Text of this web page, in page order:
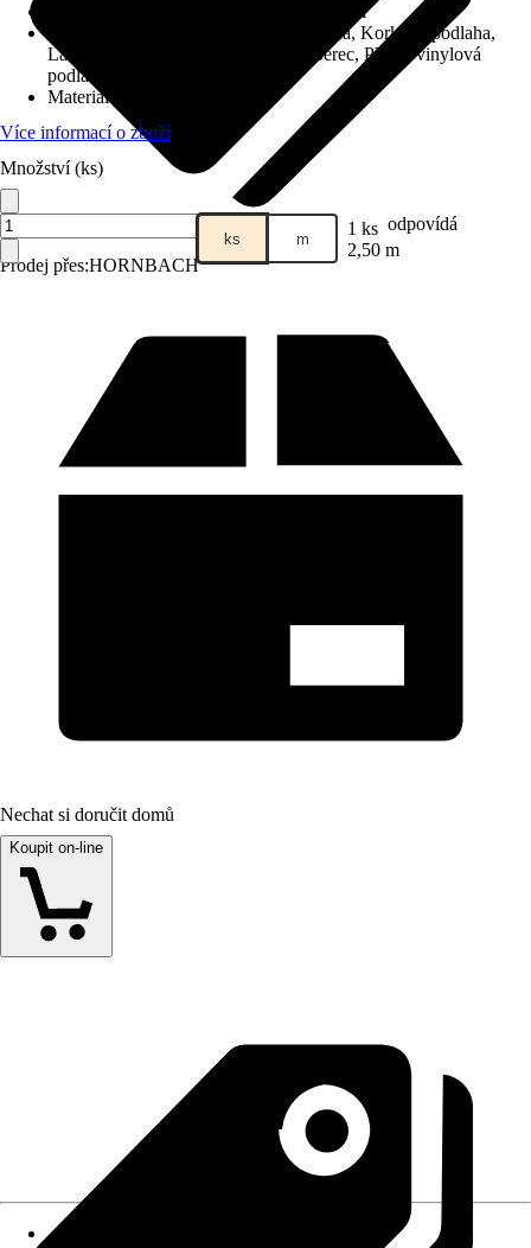
Prodej přes:HORNBACH
Lepení, Přibití, Šroubování
Dlaždice, Dřevěná podlaha, Korková podlaha,
Laminátová podlaha, Podlahový koberec, PVC / vinylová
podlaha
Materiál
Více informací o zboží
Množství (ks)
ks m 1 ks odpovídá
2,50 m
Nechat si doručit domů
Koupit on-line